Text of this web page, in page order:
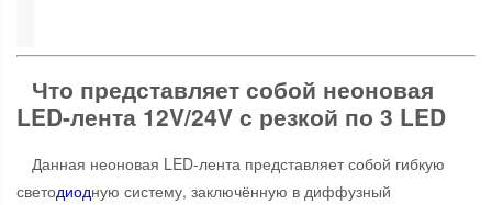
Что представляет собой неоновая
LED-лента 12V/24V с резкой по 3 LED
Данная неоновая LED-лента представляет собой гибкую
светодиодную систему, заключённую в диффузный